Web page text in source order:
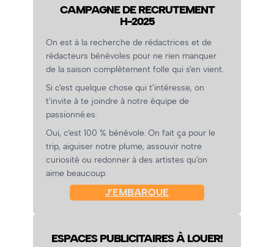
CAMPAGNE DE RECRUTEMENT
H-2025
On est à la recherche de rédactrices et de
rédacteurs bénévoles pour ne rien manquer
de la saison complètement folle qui s’en vient.
Si c’est quelque chose qui t’intéresse, on
t’invite à te joindre à notre équipe de
passionné.es.
Oui, c’est 100 % bénévole. On fait ça pour le
trip, aiguiser notre plume, assouvir notre
curiosité ou redonner à des artistes qu’on
aime beaucoup.
J’EMBARQUE
ESPACES PUBLICITAIRES À LOUER!